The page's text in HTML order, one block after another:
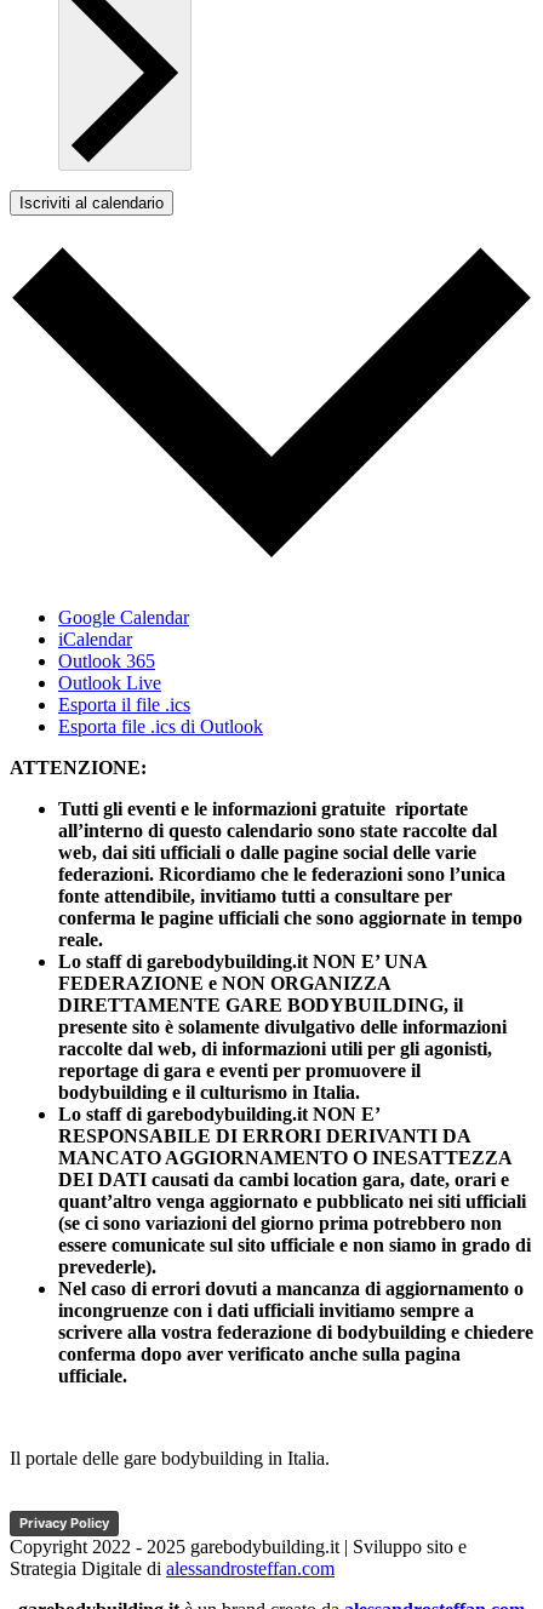
Iscriviti al calendario
Google Calendar
iCalendar
Outlook 365
Outlook Live
Esporta il file .ics
Esporta file .ics di Outlook
ATTENZIONE:
Tutti gli eventi e le informazioni gratuite riportate
all’interno di questo calendario sono state raccolte dal
web, dai siti ufficiali o dalle pagine social delle varie
federazioni. Ricordiamo che le federazioni sono l’unica
fonte attendibile, invitiamo tutti a consultare per
conferma le pagine ufficiali che sono aggiornate in tempo
reale.
Lo staff di garebodybuilding.it NON E’ UNA
FEDERAZIONE e NON ORGANIZZA
DIRETTAMENTE GARE BODYBUILDING, il
presente sito è solamente divulgativo delle informazioni
raccolte dal web, di informazioni utili per gli agonisti,
reportage di gara e eventi per promuovere il
bodybuilding e il culturismo in Italia.
Lo staff di garebodybuilding.it NON E’
RESPONSABILE DI ERRORI DERIVANTI DA
MANCATO AGGIORNAMENTO O INESATTEZZA
DEI DATI causati da cambi location gara, date, orari e
quant’altro venga aggiornato e pubblicato nei siti ufficiali
(se ci sono variazioni del giorno prima potrebbero non
essere comunicate sul sito ufficiale e non siamo in grado di
prevederle).
Nel caso di errori dovuti a mancanza di aggiornamento o
incongruenze con i dati ufficiali invitiamo sempre a
scrivere alla vostra federazione di bodybuilding e chiedere
conferma dopo aver verificato anche sulla pagina
ufficiale.
Il portale delle gare bodybuilding in Italia.
Privacy Policy
Copyright 2022 - 2025 garebodybuilding.it | Sviluppo sito e
Strategia Digitale di alessandrosteffan.com